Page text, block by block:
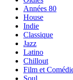
Années 80
House
Indie
Classique
Jazz
Latino
Chillout
Film et